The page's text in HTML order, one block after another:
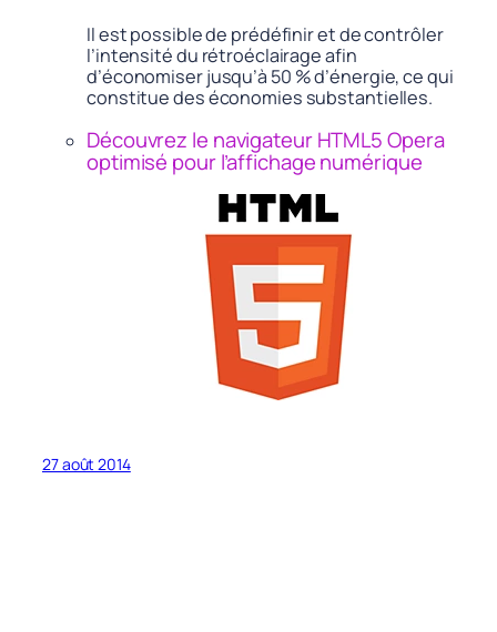
Il est possible de prédéfinir et de contrôler
l’intensité du rétroéclairage afin
d’économiser jusqu’à 50 % d’énergie, ce qui
constitue des économies substantielles.
Découvrez le navigateur HTML5 Opera
optimisé pour l’affichage numérique
27 août 2014